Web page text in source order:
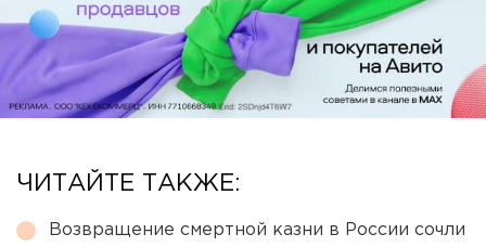
ЧИТАЙТЕ ТАКЖЕ:
Возвращение смертной казни в России сочли